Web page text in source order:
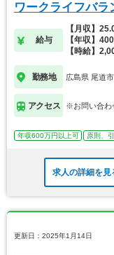
ワークライフバ
給与
【月収】
【年収】
【時給】
勤務地 広島県 尾道市
アクセス ※お問い合わ
年収600万円以上可 原則、
求人の詳細を見
更新日：2025年1月14日